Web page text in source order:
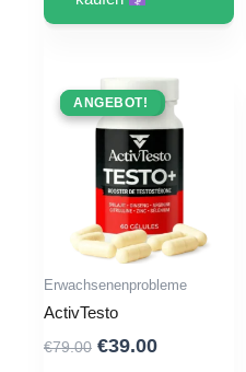
ANGEBOT !
ANGEBOT!
Erwachsenenprobleme
ActivTesto
€79.00 Ursprünglicher
€39.00Aktueller